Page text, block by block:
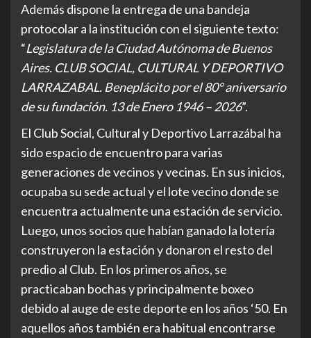
Además dispone la entrega de una bandeja
protocolar a la institución con el siguiente texto:
“Legislatura de la Ciudad Autónoma de Buenos
Aires. CLUB SOCIAL, CULTURAL Y DEPORTIVO
LARRAZABAL. Beneplácito por el 80° aniversario
de su fundación. 13 de Enero 1946 – 2026”.
El Club Social, Cultural y Deportivo Larrazábal ha
sido espacio de encuentro para varias
generaciones de vecinos y vecinas. En sus inicios,
ocupaba su sede actual y el lote vecino donde se
encuentra actualmente una estación de servicio.
Luego, unos socios que habían ganado la lotería
construyeron la estación y donaron el resto del
predio al Club. En los primeros años, se
practicaban bochas y principalmente boxeo
debido al auge de este deporte en los años ‘50. En
aquellos años también era habitual encontrarse